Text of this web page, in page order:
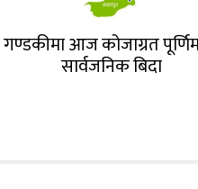
गण्डकीमा आज कोजाग्रत
सार्वजनिक बिदा